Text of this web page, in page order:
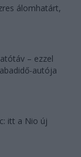
álomhatárt,
– ezzel
autója
itt a Nio új